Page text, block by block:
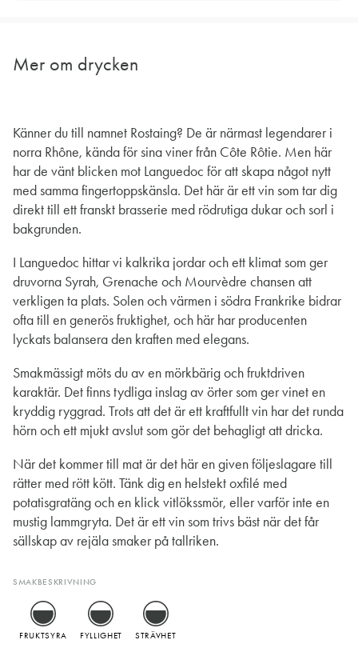
Mer om drycken
Känner du till namnet Rostaing? De är närmast legendarer i
norra Rhône, kända för sina viner från Côte Rôtie. Men här
har de vänt blicken mot Languedoc för att skapa något nytt
med samma fingertoppskänsla. Det här är ett vin som tar dig
direkt till ett franskt brasserie med rödrutiga dukar och sorl i
bakgrunden.
I Languedoc hittar vi kalkrika jordar och ett klimat som ger
druvorna Syrah, Grenache och Mourvèdre chansen att
verkligen ta plats. Solen och värmen i södra Frankrike bidrar
ofta till en generös fruktighet, och här har producenten
lyckats balansera den kraften med elegans.
Smakmässigt möts du av en mörkbärig och fruktdriven
karaktär. Det finns tydliga inslag av örter som ger vinet en
kryddig ryggrad. Trots att det är ett kraftfullt vin har det runda
hörn och ett mjukt avslut som gör det behagligt att dricka.
När det kommer till mat är det här en given följeslagare till
rätter med rött kött. Tänk dig en helstekt oxfilé med
potatisgratäng och en klick vitlökssmör, eller varför inte en
mustig lammgryta. Det är ett vin som trivs bäst när det får
sällskap av rejäla smaker på tallriken.
SMAKBESKRIVNING
FRUKTSYRA FYLLIGHET STRÄVHET